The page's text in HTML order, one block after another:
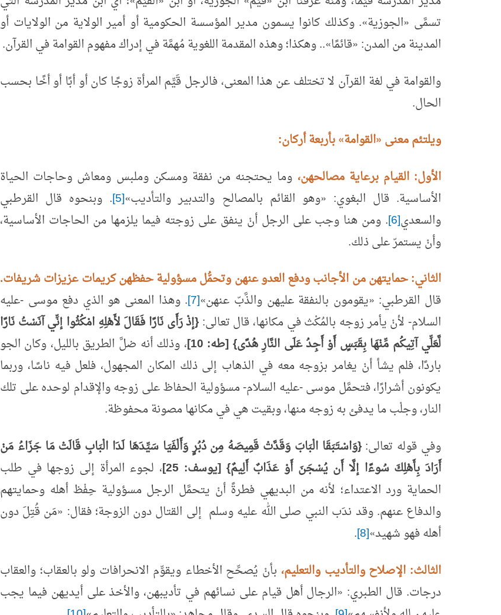
تسمَّى «الجوزية». وكذلك كانوا يسمون مدير المؤسسة الحكومية أو أمير الولاية من الولايات أو
المدينة من المدن:«قائمًا».. وهكذا؛ وهذه المقدمة اللغوية مُهمَّة في إدراك مفهوم القوامة في القرآن.
والقوامة في لغة القرآن لا تختلف عن هذا المعنى، فالرجل قَيِّم المرأة زوجًا كان أو أبًا أو أخًا بحسب
الحال.
ويلتئم معنى«القوامة»بأربعة أركان:
الأول: القيام برعاية مصالحهن، وما يحتجنه من نفقة ومسكن وملبس ومعاش وحاجات الحياة
الأساسية. قال البغوي: «وهو القائم بالمصالح والتدبير والتأديب»
[5] . وبنحوه قال القرطبي
والسعدي[6] . ومن هنا وجب على الرجل أنْ ينفق على زوجته فيما يلزمها من الحاجات الأساسية،
وأنْ يستمرّ على ذلك.
الثاني: حمايتهن من الأجانب ودفع العدو عنهن وتحمُّل مسؤولية حفظهن كريمات عزيزات شريفات.
قال القرطبي: «يقومون بالنفقة عليهن والذَّبّ عنهن»
[7] . وهذا المعنى هو الذي دفع موسى -عليه
السلام- لأنْ يأمر زوجه بالمُكْث في مكانها، قال تعالى:{إذْ رَأَى نَارًا فَقَالَ لأَهْلِهِ امْكُثُوا إنِّي آنَسْتُ نَارًا
لَّعَلِّي آتِيكُم مِّنْهَا بِقَبَسٍ أَوْ أَجِدُ عَلَى النَّارِ هُدًى} [طه: 10]
، وذلك أنه ضلَّ الطريق بالليل، وكان الجو
باردًا، فلم يشأ أنْ يغامر بزوجه معه في الذهاب إلى ذلك المكان المجهول، فلعل فيه ناسًا، وربما
يكونون أشرارًا، فتحمَّل موسى -عليه السلام- مسؤولية الحفاظ على زوجه والإقدام لوحده على تلك
النار، وجلْب ما يدفئ به زوجه منها، وبقيت هي في مكانها مصونة محفوظة.
وفي قوله تعالى:{وَاسْتَبَقَا الْبَابَ وَقَدَّتْ قَمِيصَهُ مِن دُبُرٍ وَأَلْفَيَا سَيِّدَهَا لَدَا الْبَابِ قَالَتْ مَا جَزَاءُ مَنْ
أَرَادَ بِأَهْلِكَ سُوءًا إلَّا أَن يُسْجَنَ أَوْ عَذَابٌ أَلِيمٌ} [يوسف: 25]
، لجوء المرأة إلى زوجها في طلب
الحماية ورد الاعتداء؛ لأنه من البديهي فطرةً أنْ يتحمَّل الرجل مسؤولية حِفْظ أهله وحمايتهم
والدفاع عنهم. وقد ندَب النبي صلى الله عليه وسلم إلى القتال دون الزوجة؛ فقال: «مَن قُتِلَدون
أهلهفهوشهيد»
[8]
.
الثالث: الإصلاح والتأديب والتعليم، بأنْ يُصحِّح الأخطاء ويقوِّم الانحرافات ولو بالعقاب؛ والعقاب
درجات. قال الطبري: «الرجال أهل قيام على نسائهم في تأديبهن، والأخذ على أيديهن فيما يجب